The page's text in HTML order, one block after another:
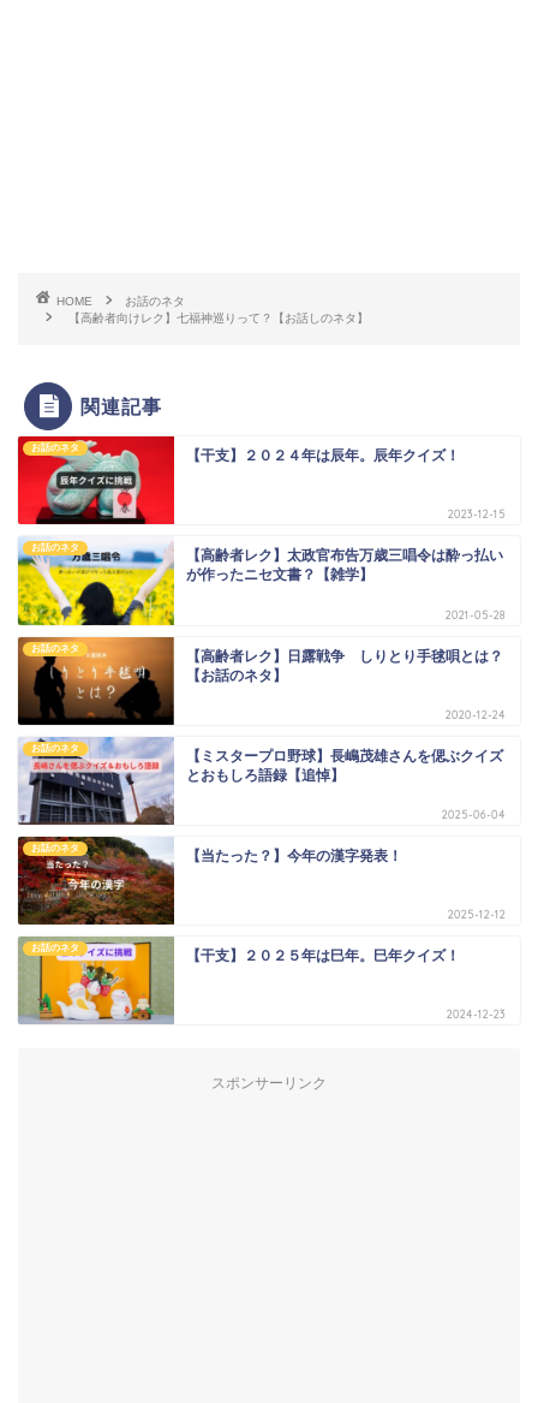
HOME
お話のネタ
【高齢者向けレク】七福神巡りって？【お話しのネタ】
関連記事
お話のネタ 【干支】２０２４年は辰年。辰年クイズ！
2023-12-15
お話のネタ
【高齢者レク】太政官布告万歳三唱令は酔っ払い
が作ったニセ文書？【雑学】
2021-05-28
お話のネタ
【高齢者レク】日露戦争 しりとり手毬唄とは？
【お話のネタ】
2020-12-24
お話のネタ
【ミスタープロ野球】長嶋茂雄さんを偲ぶクイズ
とおもしろ語録【追悼】
2025-06-04
お話のネタ 【当たった？】今年の漢字発表！
2025-12-12
お話のネタ 【干支】２０２５年は巳年。巳年クイズ！
2024-12-23
スポンサーリンク